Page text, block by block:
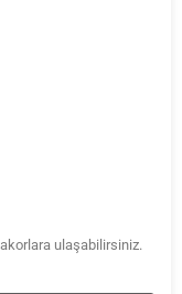
akorlara ulaşabilirsiniz.